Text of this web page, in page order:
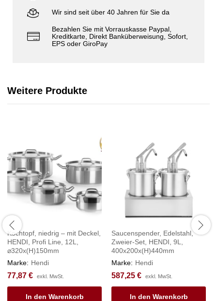
Wir sind seit über 40 Jahren für Sie da
Bezahlen Sie mit Vorrauskasse Paypal,
Kreditkarte, Direkt Banküberweisung, Sofort,
EPS oder GiroPay
Weitere Produkte
Kochtopf, niedrig – mit Deckel,
HENDI, Profi Line, 12L,
⌀320x(H)150mm
Marke: Hendi
77,87 € exkl. MwSt.
In den Warenkorb
Saucenspender, Edelstahl,
Zweier-Set, HENDI, 9L,
400x200x(H)440mm
Marke: Hendi
587,25 € exkl. MwSt.
In den Warenkorb